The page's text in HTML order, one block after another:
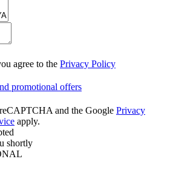
agree to the Privacy Policy
promotional offers
and the Google Privacy
apply.
shortly